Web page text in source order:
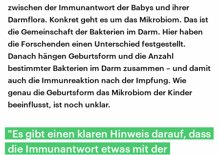
zwischen der Immunantwort der Babys und ihrer
Darmflora. Konkret geht es um das Mikrobiom. Das ist
die Gemeinschaft der Bakterien im Darm. Hier haben
die Forschenden einen Unterschied festgestellt.
Danach hängen Geburtsform und die Anzahl
bestimmter Bakterien im Darm zusammen – und damit
auch die Immunreaktion nach der Impfung. Wie
genau die Geburtsform das Mikrobiom der Kinder
beeinflusst, ist noch unklar.
"Es gibt einen klaren Hinweis darauf, dass
die Immunantwort etwas mit der